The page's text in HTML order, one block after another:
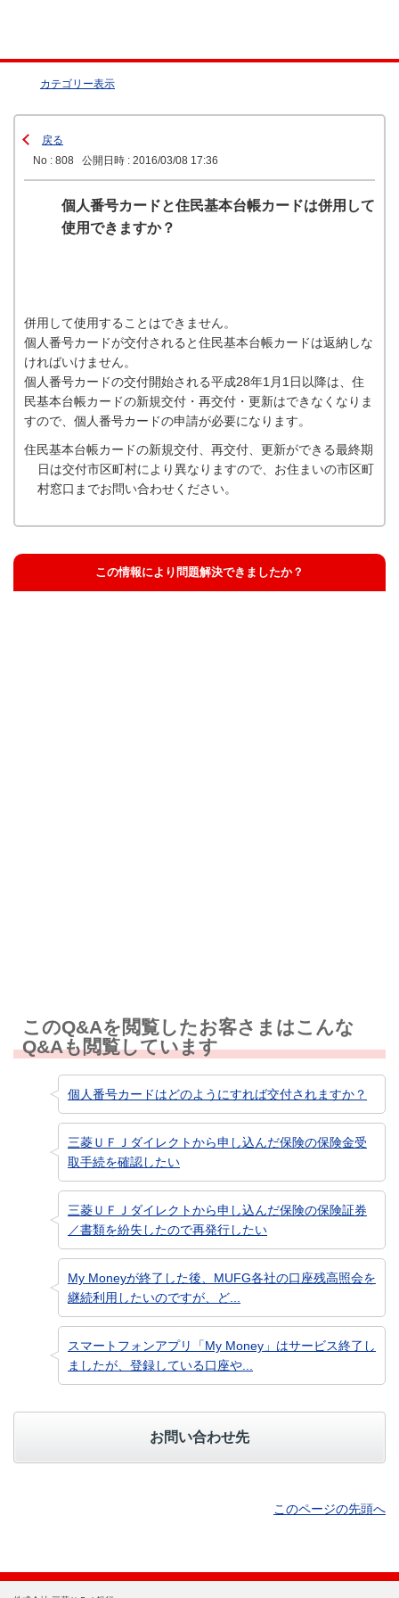
カテゴリー表示
戻る
No : 808
公開日時 : 2016/03/08 17:36
個人番号カードと住民基本台帳カードは併用して
使用できますか？
併用して使用することはできません。
個人番号カードが交付されると住民基本台帳カードは返納しな
ければいけません。
個人番号カードの交付開始される平成28年1月1日以降は、住
民基本台帳カードの新規交付・再交付・更新はできなくなりま
すので、個人番号カードの申請が必要になります。
住民基本台帳カードの新規交付、再交付、更新ができる最終期
日は交付市区町村により異なりますので、お住まいの市区町
村窓口までお問い合わせください。
この情報により問題解決できましたか？
このQ&Aを閲覧したお客さまはこんな
Q&Aも閲覧しています
個人番号カードはどのようにすれば交付されますか？
三菱ＵＦＪダイレクトから申し込んだ保険の保険金受
取手続を確認したい
三菱ＵＦＪダイレクトから申し込んだ保険の保険証券
／書類を紛失したので再発行したい
My Moneyが終了した後、MUFG各社の口座残高照会を
継続利用したいのですが、ど...
スマートフォンアプリ「My Money」はサービス終了し
ましたが、登録している口座や...
お問い合わせ先
このページの先頭へ